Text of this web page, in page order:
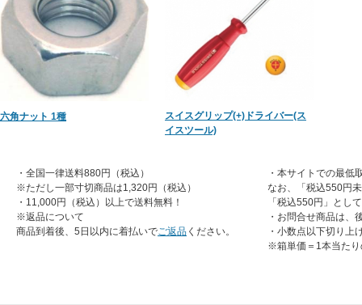
六角ナット 1種
スイスグリップ(+)ドライバー(ス
イスツール)
・全国一律送料880円（税込）
※ただし一部寸切商品は1,320円（税込）
・11,000円（税込）以上で送料無料！
※返品について
商品到着後、5日以内に着払いでご返品 ください。
・本サイトでの最低
なお、「税込550円
「税込550円」とし
・お問合せ商品は、
・小数点以下切り上
※箱単価＝1本当たり